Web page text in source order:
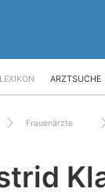
LEXIKON ARZTSUCHE
Frauenärzte